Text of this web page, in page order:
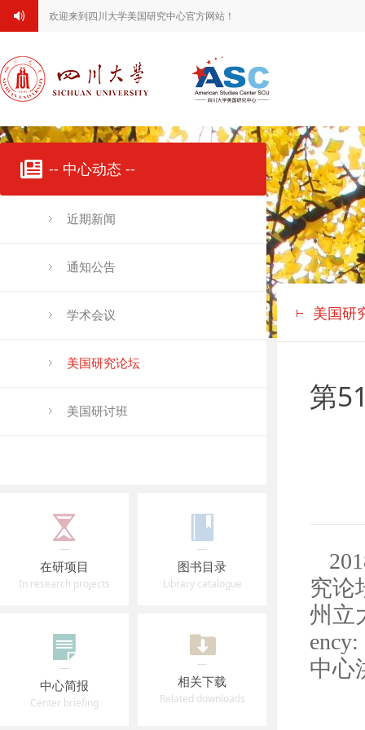
欢迎来到四川大学美国研究中心官方网站！
-- 中心动态 --
近期新闻
通知公告
学术会议
美国研究论坛
美国研讨班
在研项目
In research projects
图书目录
Library catalogue
中心简报
Center briefing
相关下载
Related downloads
美国研
第
究论
州立
中心